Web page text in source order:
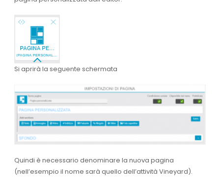
Si aprirà la seguente schermata
Quindi è necessario denominare la nuova pagina
(nell’esempio il nome sarà quello dell’attività Vineyard).